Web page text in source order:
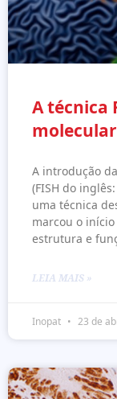
A técnica
molecular
A introdução
(FISH do
uma técnica
marcou o
estrutura e
LEIA MAIS »
Inopat 23 de